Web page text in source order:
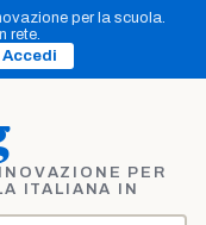
per la scuola.
rete.
Accedi
PER
ITALIANA IN